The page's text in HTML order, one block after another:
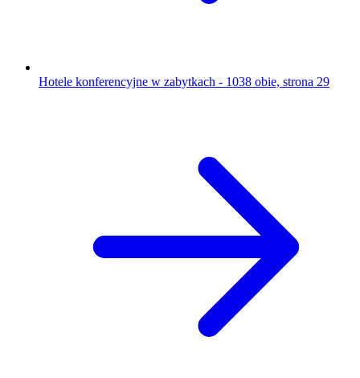
Hotele konferencyjne w zabytkach - 1038 obie, strona 29